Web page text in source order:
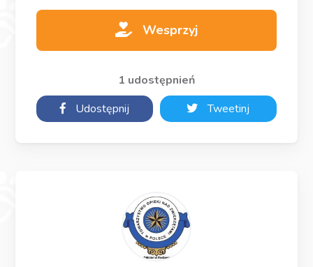
Wesprzyj
1 udostępnień
Udostępnij
Tweetinj